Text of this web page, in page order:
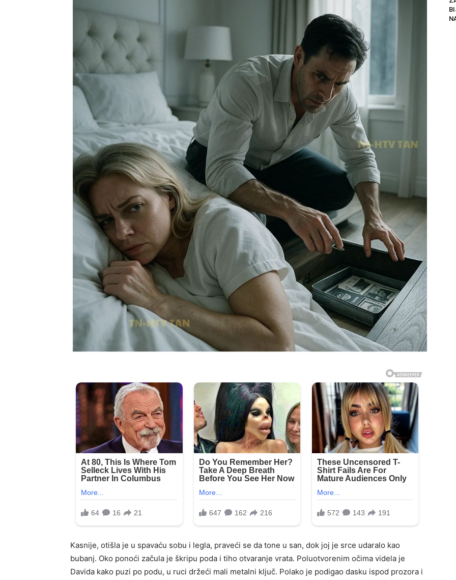
Kasnije, otišla je u spavaću sobu i legla, praveći se da tone u san, dok joj je srce udaralo kao
bubanj. Oko ponoći začula je škripu poda i tiho otvaranje vrata. Poluotvorenim očima videla je
Davida kako puzi po podu, u ruci držeći mali metalni ključ. Polako je podigao dasku ispod prozora i